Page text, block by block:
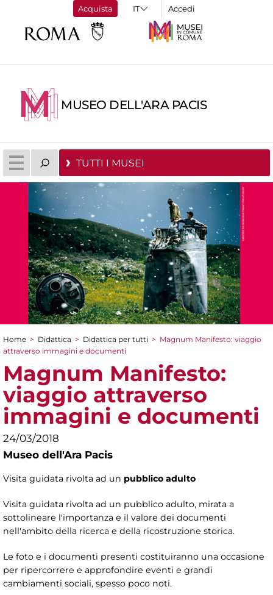
Acquista Accedi
MUSEO DELL'ARA PACIS
TUTTI I MUSEI
Tu sei qui
Home > Didattica > Didattica per tutti > Magnum Manifesto: viaggio
attraverso immagini e documenti
Magnum Manifesto:
viaggio attraverso
immagini e documenti
24/03/2018
Museo dell'Ara Pacis
Visita guidata rivolta ad un pubblico adulto
Visita guidata rivolta ad un pubblico adulto, mirata a
sottolineare l'importanza e il valore dei documenti
nell'ambito della ricerca e della ricostruzione storica.
Le foto e i documenti presenti costituiranno una occasione
per ripercorrere e approfondire eventi e grandi
cambiamenti sociali, spesso poco noti.